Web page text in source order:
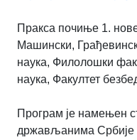
Пракса почиње 1.
Машински,
наука, Филолошки
наука, Факултет
Програм је намењен
држављанима Србије